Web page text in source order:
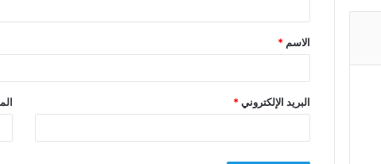
ق
*
الاسم *
البريد الإلكتروني*